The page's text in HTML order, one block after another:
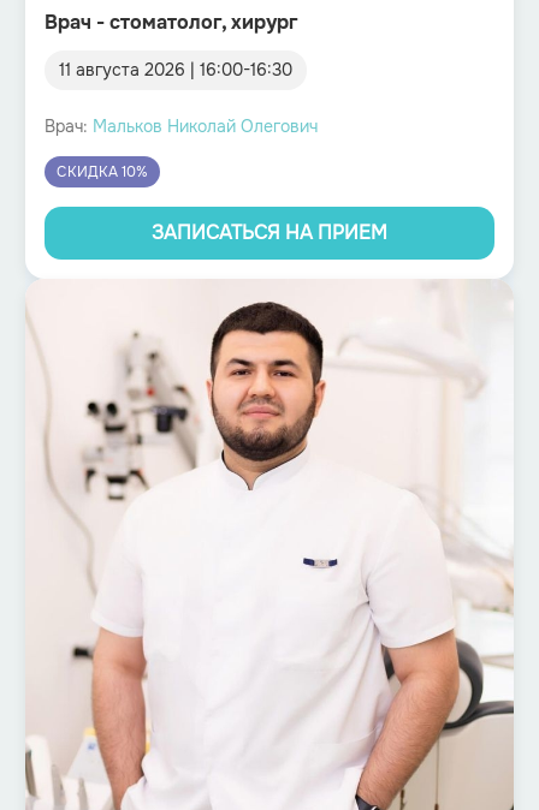
Врач - стоматолог, хирург
11 августа 2026 | 16:00-16:30
Врач: Мальков Николай Олегович
СКИДКА 10%
ЗАПИСАТЬСЯ НА ПРИЕМ